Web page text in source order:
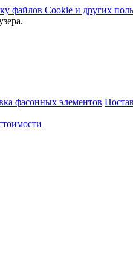
файлов Сookie и других
фасонных элементов